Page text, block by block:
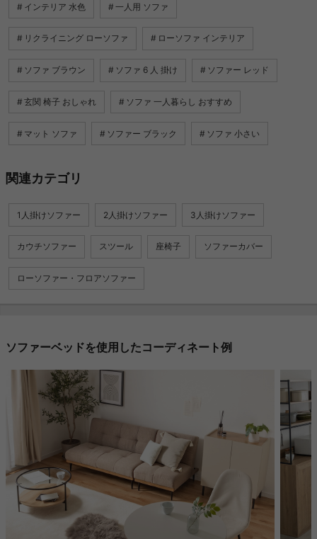
インテリア 水色 一人用 ソファ
リクライニング ローソファ ローソファ インテリア
ソファ ブラウン ソファ 6 人 掛け ソファー レッド
玄関 椅子 おしゃれ ソファ 一人暮らし おすすめ
マット ソファ ソファー ブラック ソファ 小さい
関連カテゴリ
1人掛けソファー 2人掛けソファー 3人掛けソファー
カウチソファー スツール 座椅子 ソファーカバー
ローソファー・フロアソファー
ソファーベッドを使用したコーディネート例